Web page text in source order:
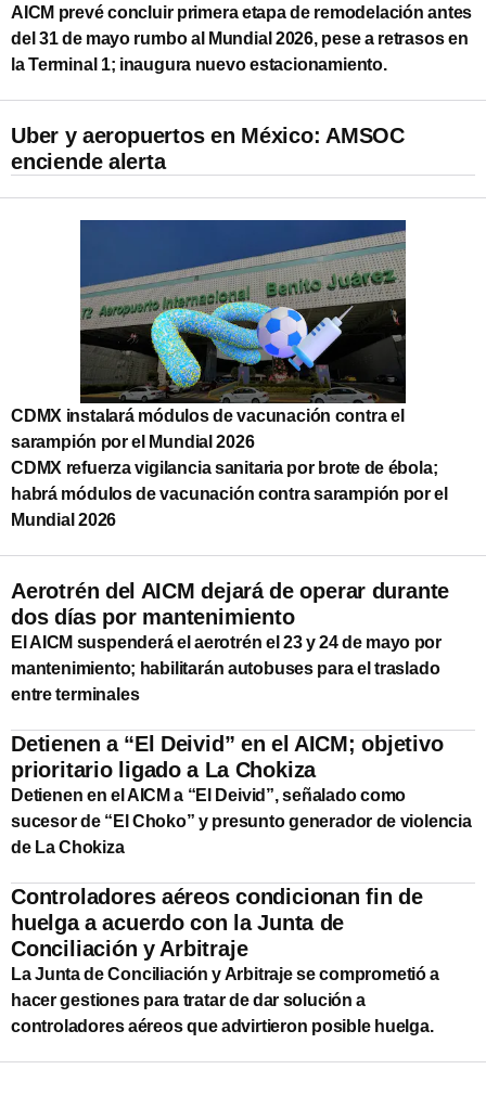
AICM prevé concluir primera etapa de remodelación antes
del 31 de mayo rumbo al Mundial 2026, pese a retrasos en
la Terminal 1; inaugura nuevo estacionamiento.
Uber y aeropuertos en México: AMSOC
enciende alerta
CDMX instalará módulos de vacunación contra el
sarampión por el Mundial 2026
CDMX refuerza vigilancia sanitaria por brote de ébola;
habrá módulos de vacunación contra sarampión por el
Mundial 2026
Aerotrén del AICM dejará de operar durante
dos días por mantenimiento
El AICM suspenderá el aerotrén el 23 y 24 de mayo por
mantenimiento; habilitarán autobuses para el traslado
entre terminales
Detienen a “El Deivid” en el AICM; objetivo
prioritario ligado a La Chokiza
Detienen en el AICM a “El Deivid”, señalado como
sucesor de “El Choko” y presunto generador de violencia
de La Chokiza
Controladores aéreos condicionan fin de
huelga a acuerdo con la Junta de
Conciliación y Arbitraje
La Junta de Conciliación y Arbitraje se comprometió a
hacer gestiones para tratar de dar solución a
controladores aéreos que advirtieron posible huelga.